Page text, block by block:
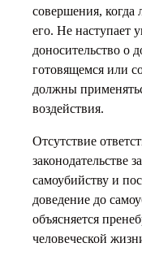
совершения, когда
его. Не наступает
доносительство о
готовящемся или
должны
воздействия.
Отсутствие
законодательстве
самоубийству и
доведение до
объясняется
человеческой